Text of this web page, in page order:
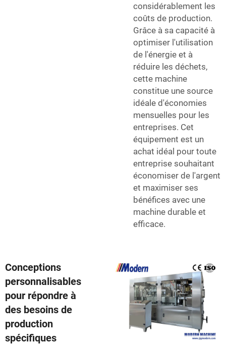
considérablement les
coûts de production.
Grâce à sa capacité à
optimiser l'utilisation
de l'énergie et à
réduire les déchets,
cette machine
constitue une source
idéale d'économies
mensuelles pour les
entreprises. Cet
équipement est un
achat idéal pour toute
entreprise souhaitant
économiser de l'argent
et maximiser ses
bénéfices avec une
machine durable et
efficace.
Conceptions
personnalisables
pour répondre à
des besoins de
production
spécifiques